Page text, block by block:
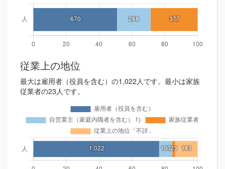
従業上の地位
最大は雇用者（役員を含む）の1,022人です。最小は家族
従業者の23人です。